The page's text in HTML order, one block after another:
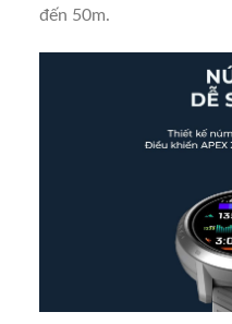
đến 50m.